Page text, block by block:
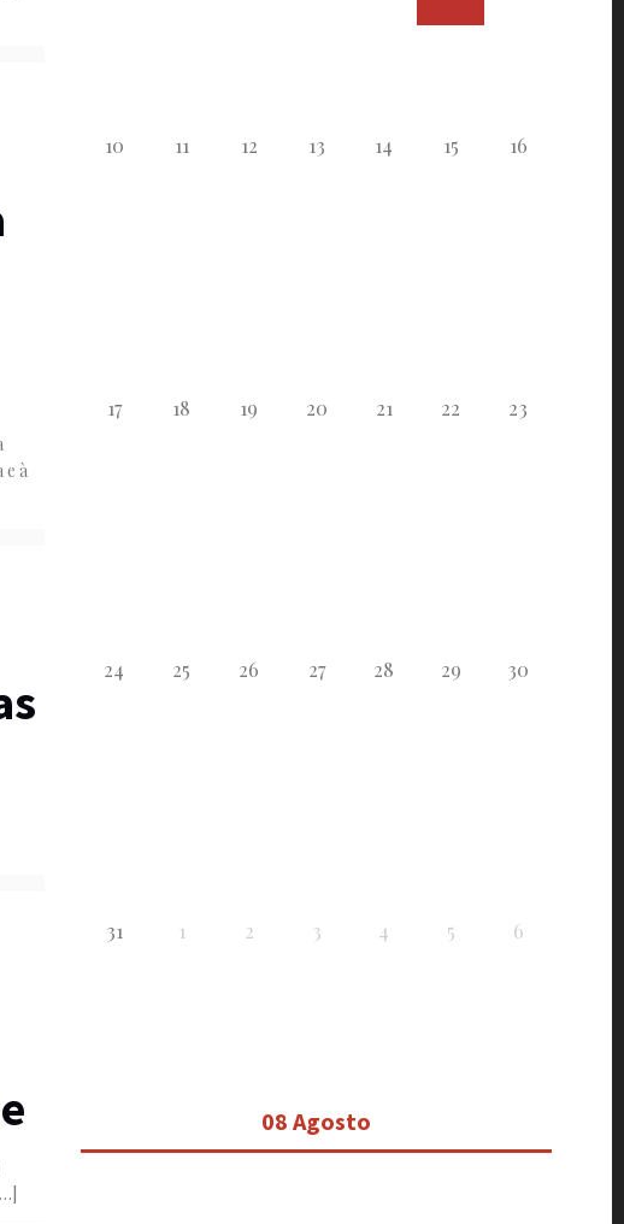
e à
10 11 12 13 14 15 16
17 18 19 20 21 22 23
24 25 26 27 28 29 30
31 1 2 3 4 5 6
08 Agosto